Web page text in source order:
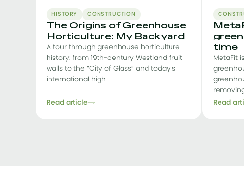
HISTORY CONSTRUCTION
The Origins of Greenhouse
Horticulture: My Backyard
A tour through greenhouse horticulture
history: from 19th-century Westland fruit
walls to the “City of Glass” and today’s
international high
Read article
time
MetaFit
Read